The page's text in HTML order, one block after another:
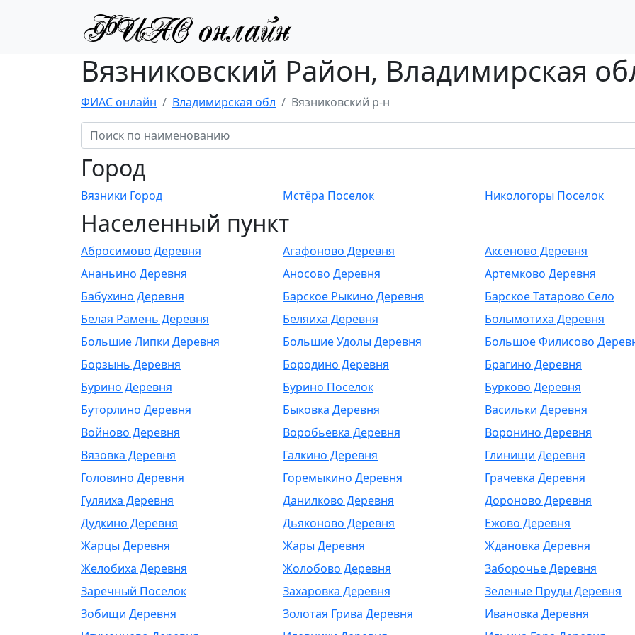
Вязниковский Район, Владимирская
ФИАС онлайн Владимирская обл Вязниковский р-н
Город
Вязники Город Мстёра Поселок Никологоры Поселок
Населенный пункт
Абросимово Деревня Агафоново Деревня
Аксеново Деревня
Ананьино Деревня
Аносово Деревня
Артемково Деревня
Бабухино Деревня
Барское Рыкино Деревня
Барское Татарово Село
Белая Рамень Деревня
Беляиха Деревня
Болымотиха Деревня
Большие Липки Деревня
Большие Удолы Деревня
Большое Филисово
Борзынь Деревня
Бородино Деревня
Брагино Деревня
Бурино Деревня
Бурино Поселок
Бурково Деревня
Буторлино Деревня
Быковка Деревня
Васильки Деревня
Войново Деревня
Воробьевка Деревня
Воронино Деревня
Вязовка Деревня
Галкино Деревня
Глинищи Деревня
Головино Деревня
Горемыкино Деревня
Грачевка Деревня
Гуляиха Деревня
Данилково Деревня
Дороново Деревня
Дудкино Деревня
Дьяконово Деревня
Ежово Деревня
Жарцы Деревня
Жары Деревня
Ждановка Деревня
Желобиха Деревня
Жолобово Деревня
Заборочье Деревня
Заречный Поселок
Захаровка Деревня
Зеленые Пруды Деревня
Зобищи Деревня
Золотая Грива Деревня
Ивановка Деревня